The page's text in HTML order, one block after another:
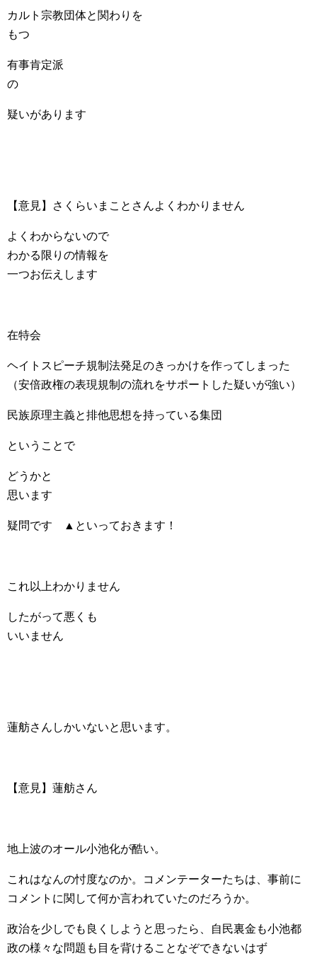
カルト宗教団体と関わりを
もつ
有事肯定派
の
疑いがあります
【意見】さくらいまことさんよくわかりません
よくわからないので
わかる限りの情報を
一つお伝えします
在特会
ヘイトスピーチ規制法発足のきっかけを作ってしまった
（安倍政権の表現規制の流れをサポートした疑いが強い）
民族原理主義と排他思想を持っている集団
ということで
どうかと
思います
疑問です ▲といっておきます！
これ以上わかりません
したがって悪くも
いいません
蓮舫さんしかいないと思います。
【意見】蓮舫さん
地上波のオール小池化が酷い。
これはなんの忖度なのか。コメンテーターたちは、事前に
コメントに関して何か言われていたのだろうか。
政治を少しでも良くしようと思ったら、自民裏金も小池都
政の様々な問題も目を背けることなぞできないはず